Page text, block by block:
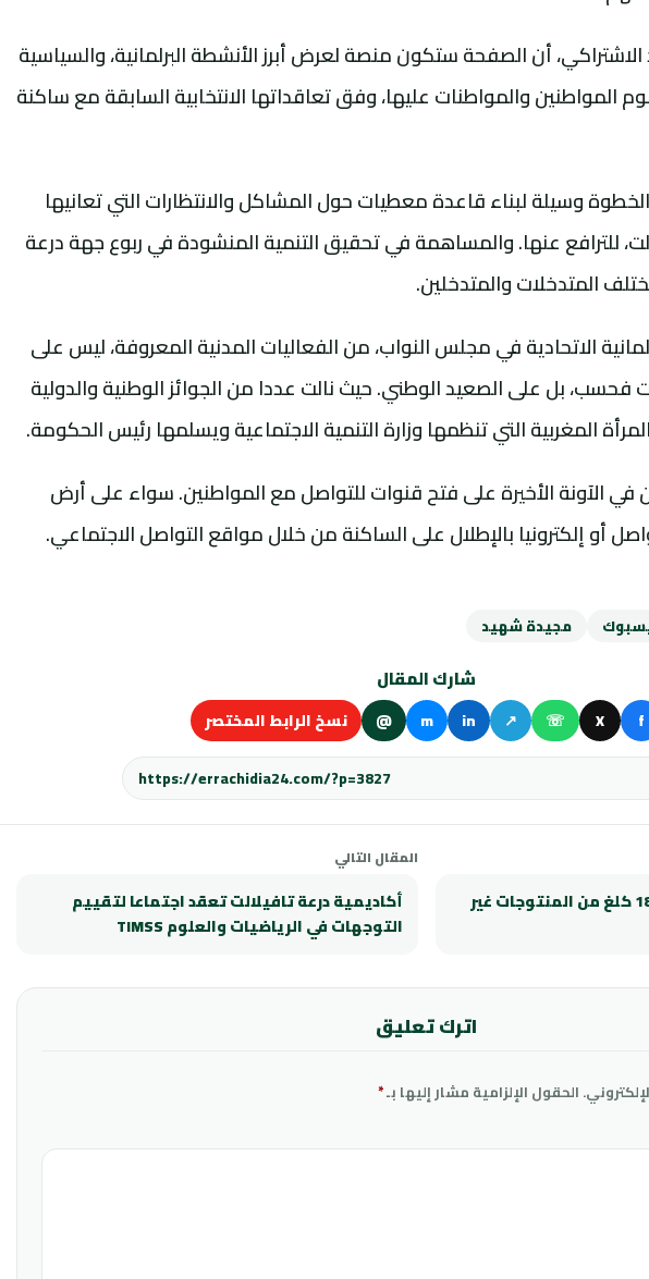
الاشتراكي، أن الصفحة ستكون منصة لعرض أبرز الأنشطة البرلمانية، والسياسية
المواطنين والمواطنات عليها، وفق تعاقداتها الانتخابية السابقة مع ساكنة
وسيلة لبناء قاعدة معطيات حول المشاكل والانتظارات التي تعانيها
للترافع عنها. والمساهمة في تحقيق التنمية المنشودة في ربوع جهة درعة
المتدخلات والمتدخلين.
الاتحادية في مجلس النواب، من الفعاليات المدنية المعروفة، ليس على
فحسب، بل على الصعيد الوطني. حيث نالت عددا من الجوائز الوطنية والدولية
المغربية التي تنظمها وزارة التنمية الاجتماعية ويسلمها رئيس الحكومة.
في الآونة الأخيرة على فتح قنوات للتواصل مع المواطنين. سواء على أرض
أو إلكترونيا بالإطلال على الساكنة من خلال مواقع التواصل الاجتماعي.
مجيدة شهيد
شارك المقال
f
X
☏
↗
in
m
@ نسخ الرابط المختصر
ورزازات.. حجز أزيد من 1892 كلغ من المنتوجات غير
المقال التالي
أكاديمية درعة تافيلالت تعقد اجتماعا لتقييم
التوجهات في الرياضيات والعلوم TIMSS
اترك تعليق
الحقول الإلزامية مشار إليها بـ*